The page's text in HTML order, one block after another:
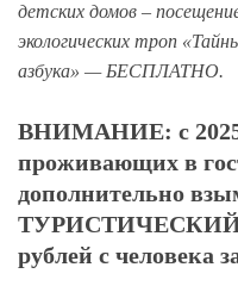
детских домов –
экологических троп
азбука» — БЕСПЛАТНО.
ВНИМАНИЕ: с 2025
проживающих в
дополнительно
ТУРИСТИЧЕСКИЙ
рублей с человека